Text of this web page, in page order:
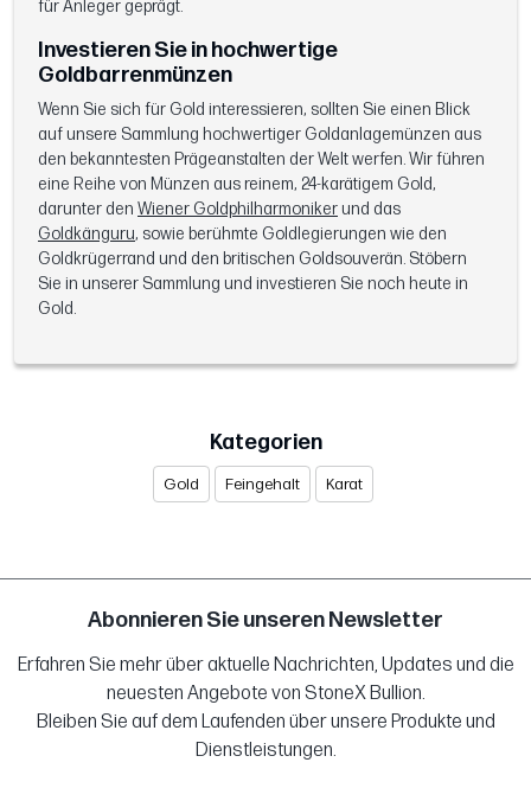
für Anleger geprägt.
Investieren Sie in hochwertige
Goldbarrenmünzen
Wenn Sie sich für Gold interessieren, sollten Sie einen Blick
auf unsere Sammlung hochwertiger Goldanlagemünzen aus
den bekanntesten Prägeanstalten der Welt werfen. Wir führen
eine Reihe von Münzen aus reinem, 24-karätigem Gold,
darunter den Wiener Goldphilharmonikerund das
Goldkänguru, sowie berühmte Goldlegierungen wie den
Goldkrügerrand und den britischen Goldsouverän. Stöbern
Sie in unserer Sammlung und investieren Sie noch heute in
Gold.
Kategorien
Gold Feingehalt Karat
Abonnieren Sie unseren Newsletter
Erfahren Sie mehr über aktuelle Nachrichten, Updates und die
neuesten Angebote von StoneX Bullion.
Bleiben Sie auf dem Laufenden über unsere Produkte und
Dienstleistungen.